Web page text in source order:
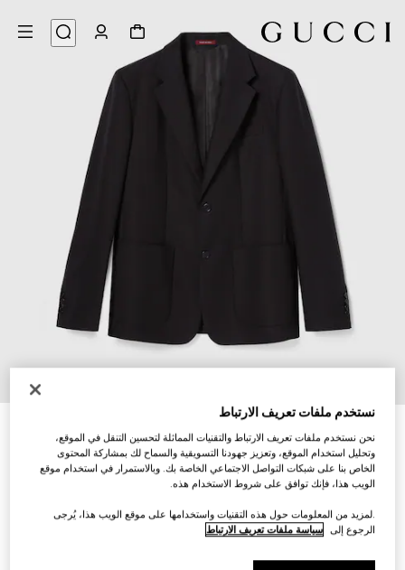
جاكيت من كانفاس القطن بصف واحد من الأزرار
€ 2.450
نستخدم ملفات تعريف الارتباط
نحن نستخدم ملفات تعريف الارتباط والتقنيات المماثلة لتحسين التنقل في الموقع،
وتحليل استخدام الموقع، وتعزيز جهودنا التسويقية والسماح لك بمشاركة المحتوى
الخاص بنا على شبكات التواصل الاجتماعي الخاصة بك. وبالاستمرار في استخدام موقع
الويب هذا، فإنك توافق على شروط الاستخدام هذه.
.لمزيد من المعلومات حول هذه التقنيات واستخدامها على موقع الويب هذا، يُرجى
الرجوع إلى سياسة ملفات تعريف الارتباط